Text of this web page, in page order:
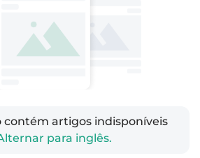
contém artigos indisponíveis
para inglês.